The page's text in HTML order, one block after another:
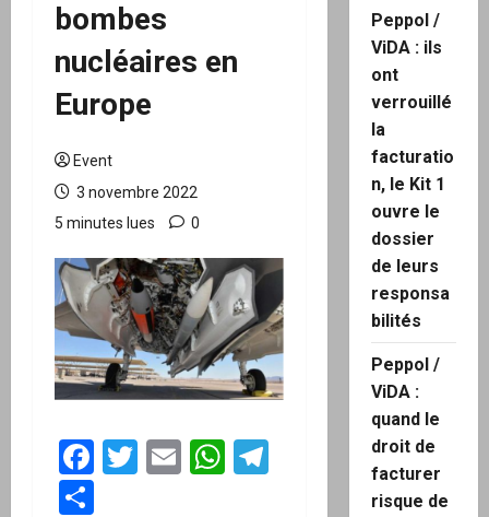
bombes
nucléaires en
Europe
Event
3 novembre 2022
5 minutes lues
0
Facebook
Twitter
EmailWhatsApp
Telegram
Peppol /
ViDA : ils
ont
verrouillé
la
facturatio
n, le Kit 1
ouvre le
dossier
de leurs
responsa
bilités
Peppol /
ViDA :
quand le
droit de
facturer
risque de